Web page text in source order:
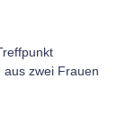
aus zwei Frauen